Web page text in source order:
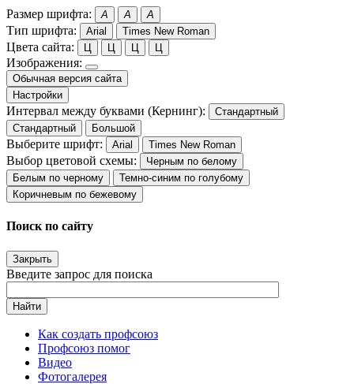
Размер шрифта: A A A
Тип шрифта: Arial Times New Roman
Цвета сайта: Ц Ц Ц Ц
Изображения:
Обычная версия сайта
Настройки
Интервал между буквами (Кернинг):
Стандартный
Стандартный
Большой
Выберите шрифт: Arial Times New Roman
Выбор цветовой схемы:
Черным по белому
Белым по черному
Темно-синим по голубому
Коричневым по бежевому
Поиск по сайту
Закрыть
Введите запрос для поиска
Найти
Как создать профсоюз
Профсоюз помог
Видео
Фотогалерея